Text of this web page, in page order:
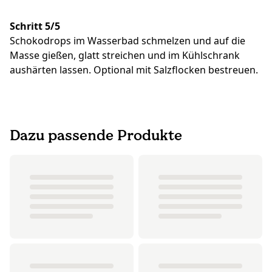
Schritt 5/5
Schokodrops im Wasserbad schmelzen und auf die
Masse gießen, glatt streichen und im Kühlschrank
aushärten lassen. Optional mit Salzflocken bestreuen.
Dazu passende Produkte